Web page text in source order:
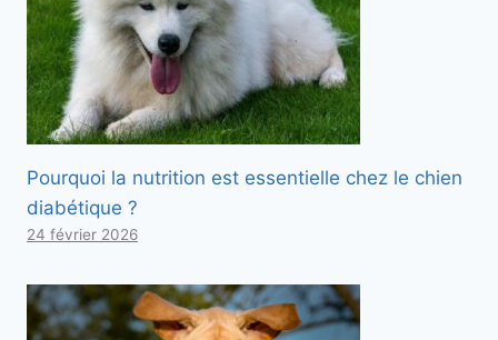
Pourquoi la nutrition est essentielle chez le chien
diabétique ?
24 février 2026